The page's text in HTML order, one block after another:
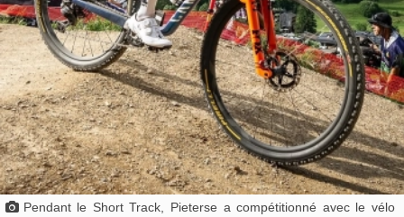
Pendant le Short Track, Pieterse a compétitionné avec le vélo